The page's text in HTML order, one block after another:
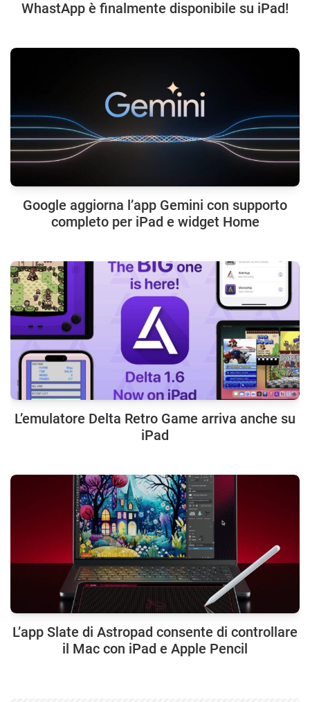
WhastApp è finalmente disponibile su iPad!
Google aggiorna l’app Gemini con supporto
completo per iPad e widget Home
L’emulatore Delta Retro Game arriva anche su
iPad
L’app Slate di Astropad consente di controllare
il Mac con iPad e Apple Pencil